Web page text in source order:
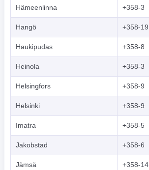
Hämeenlinna +358-3
Hangö +358-19
Haukipudas +358-8
Heinola +358-3
Helsingfors +358-9
Helsinki +358-9
Imatra +358-5
Jakobstad +358-6
Jämsä +358-14